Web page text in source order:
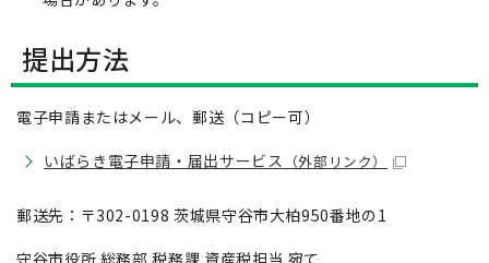
提出方法
電子申請またはメール、郵送（コピー可）
いばらき電子申請・届出サービス
（外部リンク）
郵送先：〒302-0198 茨城県守谷市大柏950番地の1
守谷市役所 総務部 税務課 資産税担当 宛て